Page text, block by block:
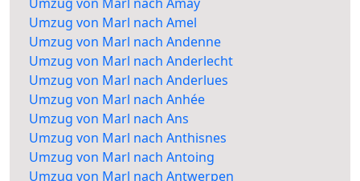
Umzug von Marl nach Amel
Umzug von Marl nach Andenne
Umzug von Marl nach Anderlecht
Umzug von Marl nach Anderlues
Umzug von Marl nach Anhée
Umzug von Marl nach Ans
Umzug von Marl nach Anthisnes
Umzug von Marl nach Antoing
Umzug von Marl nach Antwerpen